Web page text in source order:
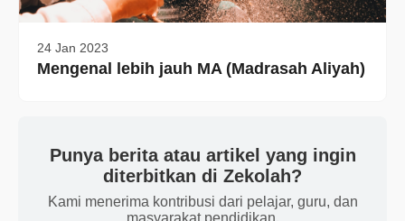
24 Jan 2023
Mengenal lebih jauh MA (Madrasah Aliyah)
Punya berita atau artikel yang ingin
diterbitkan di Zekolah?
Kami menerima kontribusi dari pelajar, guru, dan